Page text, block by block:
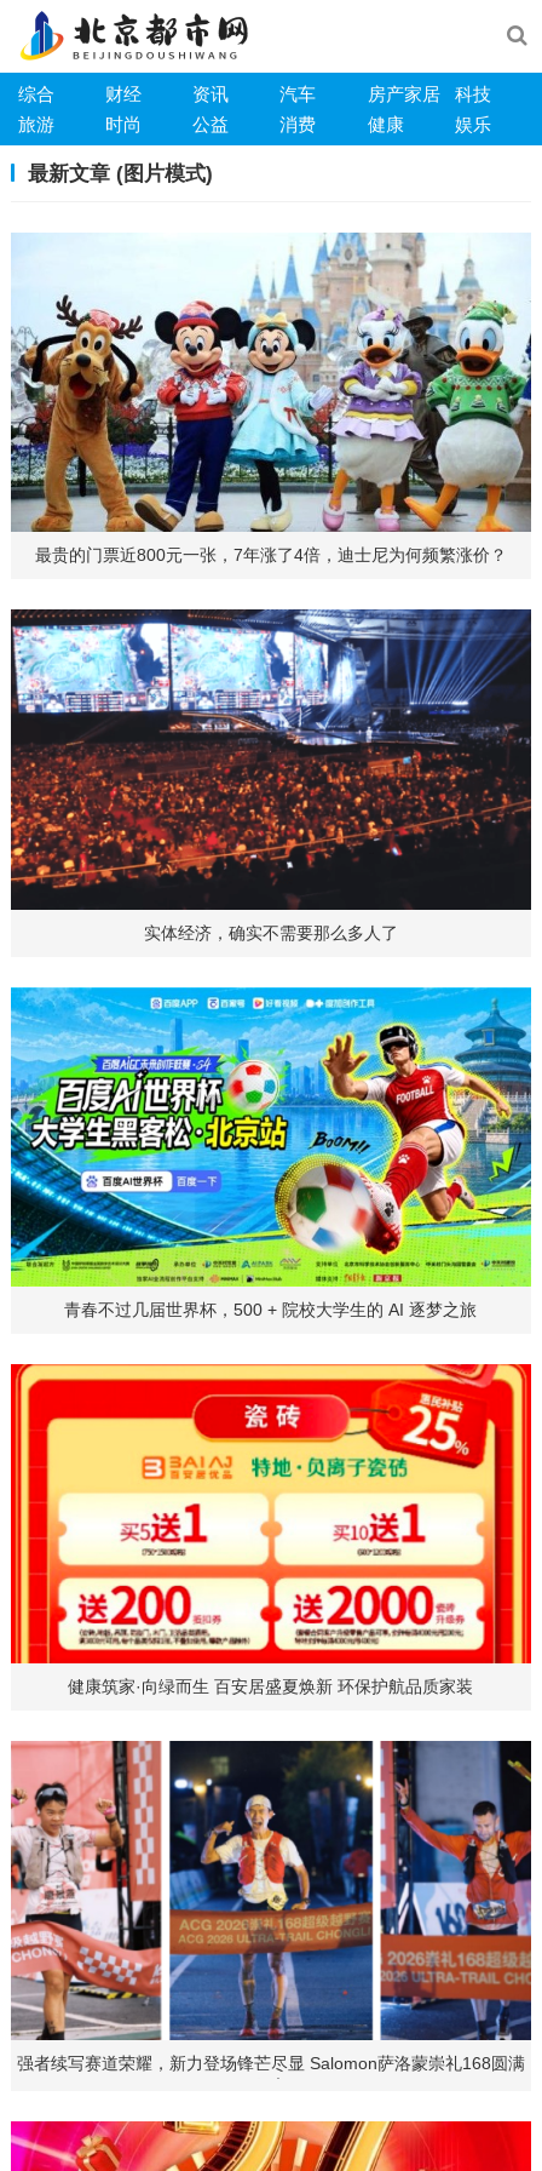
综合 财经 资讯 汽车 房产家居
科技
旅游
时尚 公益 消费 健康 娱乐
最新文章 (图片模式)
最贵的门票近800元一张，7年涨了4倍，迪士尼为何频繁涨价？
实体经济，确实不需要那么多人了
青春不过几届世界杯，500 + 院校大学生的 AI 逐梦之旅
健康筑家·向绿而生 百安居盛夏焕新 环保护航品质家装
强者续写赛道荣耀，新力登场锋芒尽显 Salomon萨洛蒙崇礼168圆满